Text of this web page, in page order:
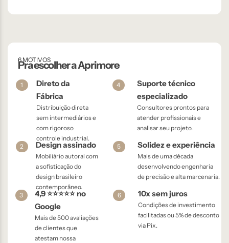
6 MOTIVOS
Pra escolher a Aprimore
1
Direto da
Fábrica
Distribuição direta
sem intermediários e
com rigoroso
controle industrial.
4
Suporte técnico
especializado
Consultores prontos para
atender profissionais e
analisar seu projeto.
2 Design assinado
Mobiliário autoral com
a sofisticação do
design brasileiro
contemporâneo.
5 Solidez e experiência
Mais de uma década
desenvolvendo engenharia
de precisão e alta marcenaria.
3
4,9 ⭐⭐⭐⭐⭐ no
Google
Mais de 500 avaliações
de clientes que
atestam nossa
6 10x sem juros
Condições de investimento
facilitadas ou 5% de desconto
via Pix.